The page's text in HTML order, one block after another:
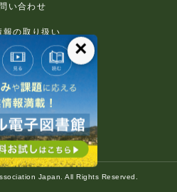
い合わせ
報の取り扱い
免責事項
用規約
奨環境
等について
Japan. All Rights Reserved.
×